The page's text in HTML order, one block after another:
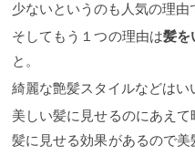
少ないというのも人気の理由
そしてもう１つの理由は髪を
と。
綺麗な艶髪スタイルなどはい
美しい髪に見せるのにあえ
髪に見せる効果があるので